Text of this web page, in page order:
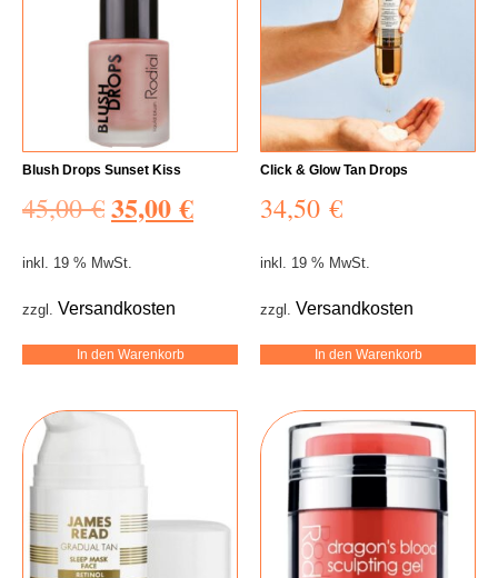
Blush Drops Sunset Kiss
45,00€35,00€
inkl. 19 % MwSt.
zzgl. Versandkosten
In den Warenkorb
Click & Glow Tan Drops
34,50 €
inkl. 19 % MwSt.
zzgl. Versandkosten
In den Warenkorb